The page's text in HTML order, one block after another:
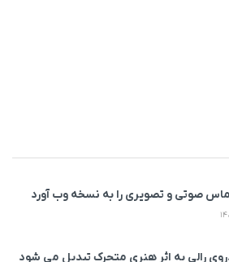
صوتی و تصویری را به نسخه وب آورد
رالی به اثر هنری متحرک تبدیل می‌ شود